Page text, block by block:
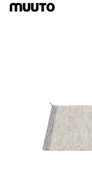
Sofas
Barhocker
Hocker
Bänke & Liegen